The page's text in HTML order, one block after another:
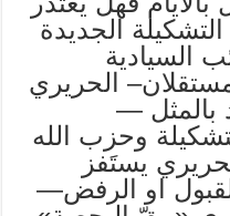
الجديدة
السيادية
الحريري
—
وحزب الله
يستَفز
او الرفض—